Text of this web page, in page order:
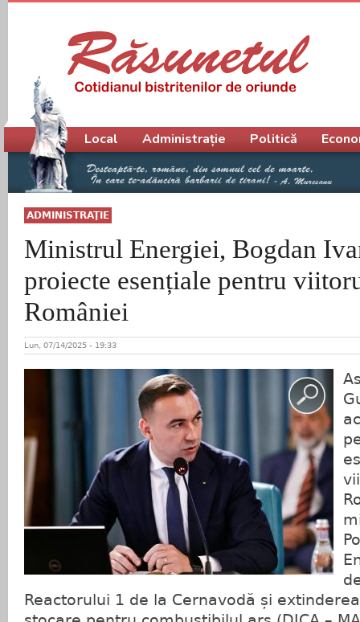
ADMINISTRAŢIE
Ministrul Energiei, Bogdan
proiecte esențiale pentru
României
Lun, 07/14/2025 - 19:33
Reactorului 1 de la Cernavodă și
Meniu principal
Local Administrație Politică